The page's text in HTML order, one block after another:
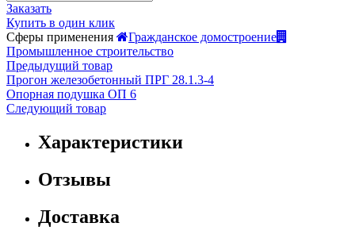
Заказать
Купить в один клик
Сферы применения
Гражданское домостроение
Промышленное строительство
Предыдущий товар
Прогон железобетонный ПРГ 28.1.3-4
Опорная подушка ОП 6
Следующий товар
Характеристики
Отзывы
Доставка